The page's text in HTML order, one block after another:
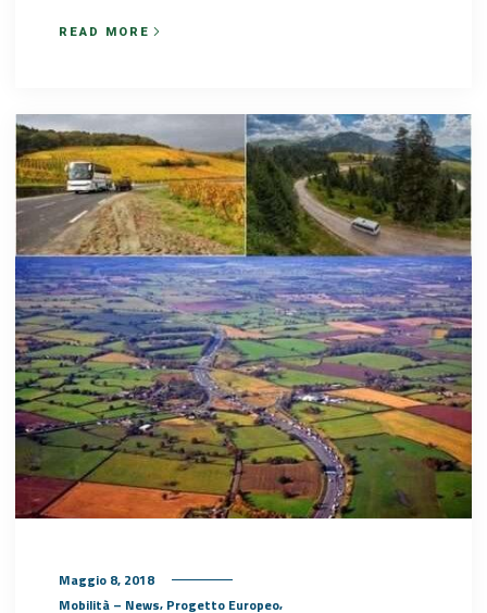
READ MORE
Maggio 8, 2018
Mobilità – News, Progetto Europeo,